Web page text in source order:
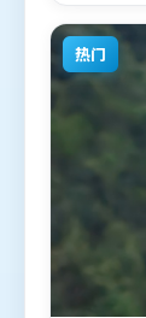
喜欢惊悚
热门